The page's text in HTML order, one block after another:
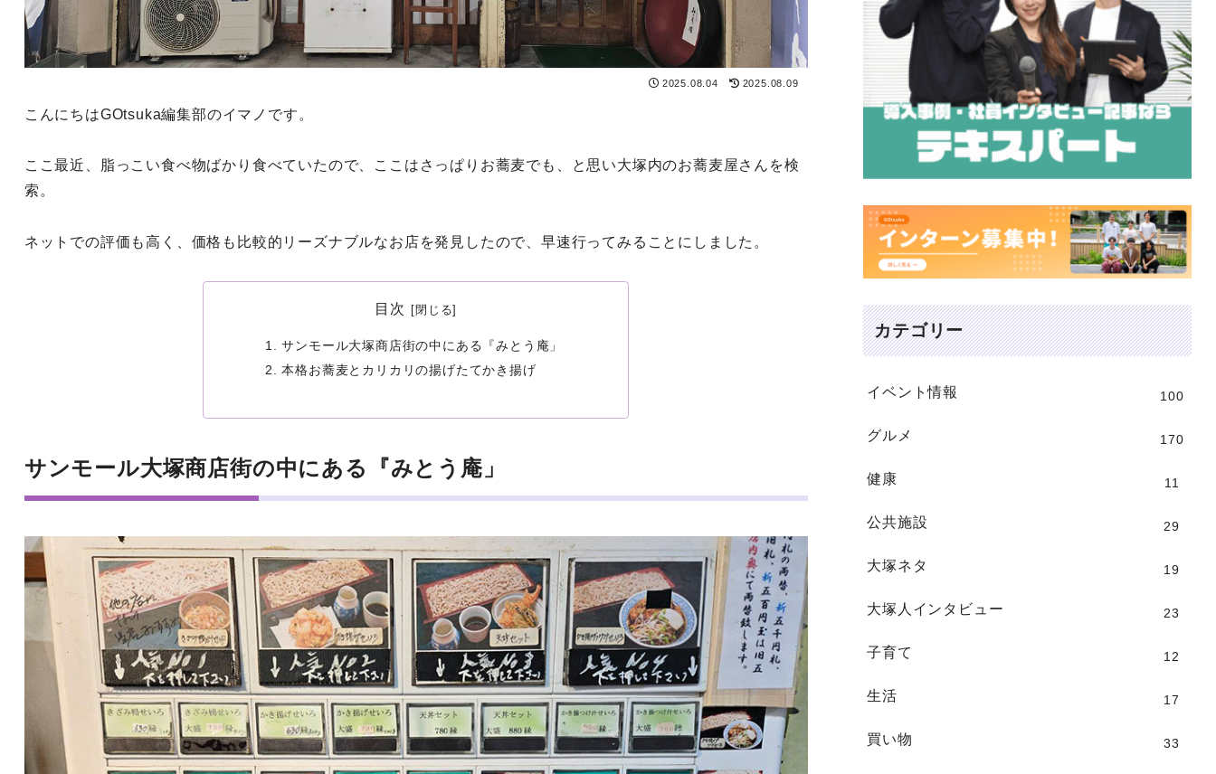
2025.08.04 2025.08.09
こんにちはGOtsuka編集部のイマノです。
ここ最近、脂っこい食べ物ばかり食べていたので、ここはさっぱりお蕎麦でも、と思い大塚内のお蕎麦屋さんを検
索。
ネットでの評価も高く、価格も比較的リーズナブルなお店を発見したので、早速行ってみることにしました。
目次
サンモール大塚商店街の中にある『みとう庵」
本格お蕎麦とカリカリの揚げたてかき揚げ
サンモール大塚商店街の中にある『みとう庵」
カテゴリー
イベント情報 100
グルメ 170
健康 11
公共施設 29
大塚ネタ 19
大塚人インタビュー 23
子育て 12
生活 17
買い物 33